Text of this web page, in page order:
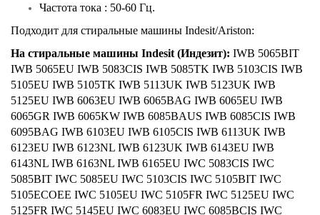
Частота тока : 50-60 Гц.
Подходит для стиральные машины Indesit/Ariston:
На стиральные машины Indesit (Индезит): IWB 5065BIT
IWB 5065EU IWB 5083CIS IWB 5085TK IWB 5103CIS IWB
5105EU IWB 5105TK IWB 5113UK IWB 5123UK IWB
5125EU IWB 6063EU IWB 6065BAG IWB 6065EU IWB
6065GR IWB 6065KW IWB 6085BAUS IWB 6085CIS IWB
6095BAG IWB 6103EU IWB 6105CIS IWB 6113UK IWB
6123EU IWB 6123NL IWB 6123UK IWB 6143EU IWB
6143NL IWB 6163NL IWB 6165EU IWC 5083CIS IWC
5085BIT IWC 5085EU IWC 5103CIS IWC 5105BIT IWC
5105ECOEE IWC 5105EU IWC 5105FR IWC 5125EU IWC
5125FR IWC 5145EU IWC 6083EU IWC 6085BCIS IWC